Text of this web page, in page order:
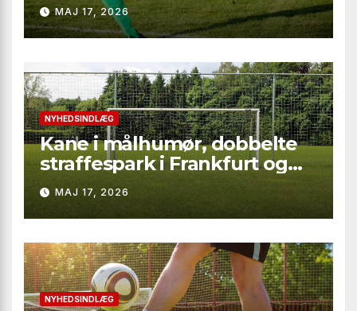
MAJ 17, 2026
NYHEDSINDLÆG
Kane i målhumør, dobbelte
straffespark i Frankfurt og
rødt kort i Gladbach – hele
runde 34 fra Bundesliga
2025/26
MAJ 17, 2026
NYHEDSINDLÆG